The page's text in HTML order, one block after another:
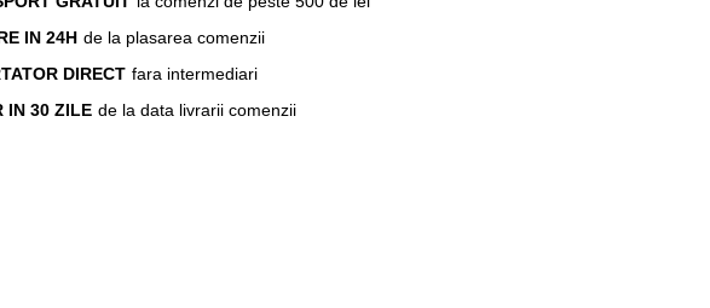
IN 24H de la plasarea comenzii
DIRECT fara intermediari
IN 30 ZILE de la data livrarii comenzii